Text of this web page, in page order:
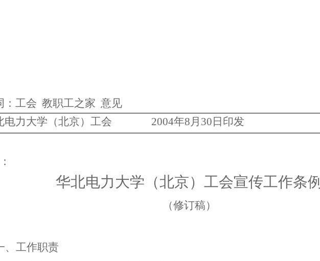
：工会 教职工之家 意见
电力大学（北京）工会
2004年8 月 30 日印发
：
华北电力大学（北京）工会宣传工作条例
（修订稿）
、工作职责